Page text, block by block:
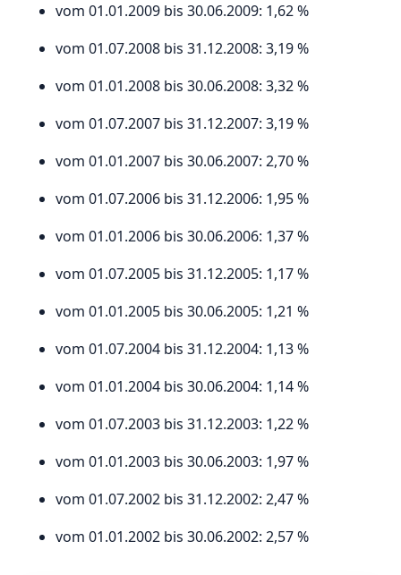
vom 01.01.2009 bis 30.06.2009: 1,62 %
vom 01.07.2008 bis 31.12.2008: 3,19 %
vom 01.01.2008 bis 30.06.2008: 3,32 %
vom 01.07.2007 bis 31.12.2007: 3,19 %
vom 01.01.2007 bis 30.06.2007: 2,70 %
vom 01.07.2006 bis 31.12.2006: 1,95 %
vom 01.01.2006 bis 30.06.2006: 1,37 %
vom 01.07.2005 bis 31.12.2005: 1,17 %
vom 01.01.2005 bis 30.06.2005: 1,21 %
vom 01.07.2004 bis 31.12.2004: 1,13 %
vom 01.01.2004 bis 30.06.2004: 1,14 %
vom 01.07.2003 bis 31.12.2003: 1,22 %
vom 01.01.2003 bis 30.06.2003: 1,97 %
vom 01.07.2002 bis 31.12.2002: 2,47 %
vom 01.01.2002 bis 30.06.2002: 2,57 %